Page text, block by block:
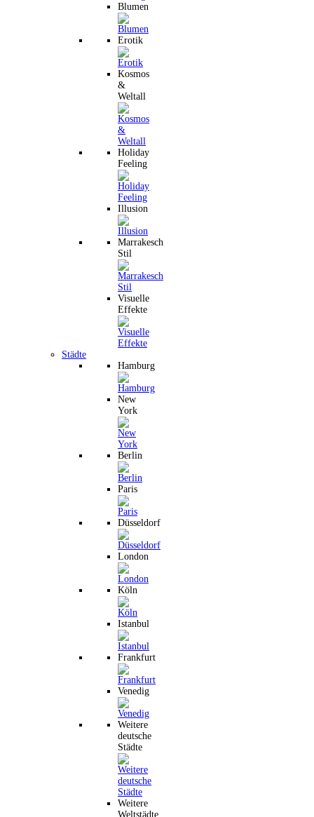
Blumen
Erotik
Kosmos
&
Weltall
Holiday
Feeling
Illusion
Marrakesch
Stil
Visuelle
Effekte
Städte
Hamburg
New
York
Berlin
Paris
Düsseldorf
London
Köln
Istanbul
Frankfurt
Venedig
Weitere
deutsche
Städte
Weitere
Weltstädte